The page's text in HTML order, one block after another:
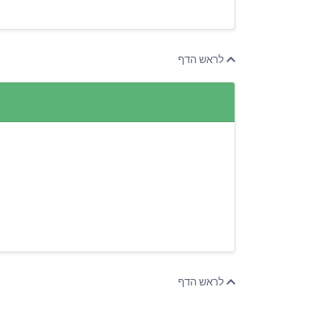
לראש הדף
לראש הדף